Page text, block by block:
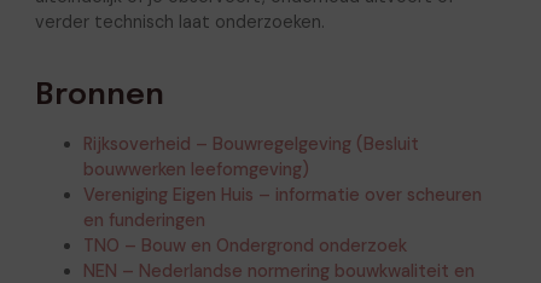
verder technisch laat onderzoeken.
Bronnen
Rijksoverheid – Bouwregelgeving (Besluit
bouwwerken leefomgeving)
Vereniging Eigen Huis – informatie over scheuren
en funderingen
TNO – Bouw en Ondergrond onderzoek
NEN – Nederlandse normering bouwkwaliteit en